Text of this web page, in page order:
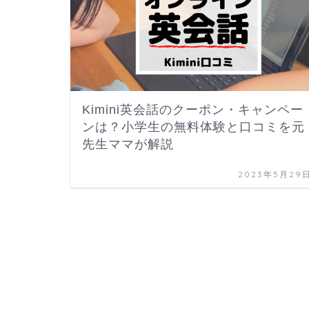
Kimini英会話のクーポン・キャンペー
ンは？小学生の無料体験と口コミを元
先生ママが解説
2023年5月29